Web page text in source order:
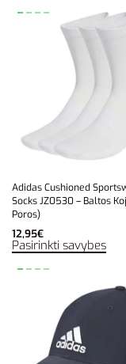
Adidas Cushioned
Socks JZ0530 – Baltos
Poros)
12,95€
Pasirinkti savybes